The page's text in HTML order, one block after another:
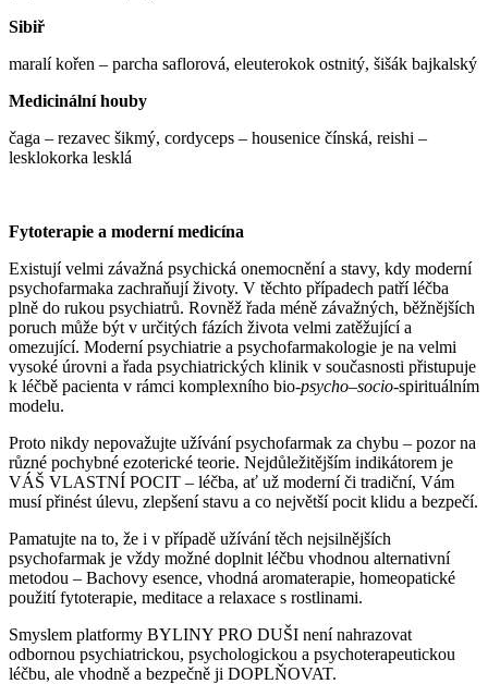
Sibiř
maralí kořen – parcha saflorová, eleuterokok ostnitý, šišák bajkalský
Medicinální houby
čaga – rezavec šikmý, cordyceps – housenice čínská, reishi –
lesklokorka lesklá
Fytoterapie a moderní medicína
Existují velmi závažná psychická onemocnění a stavy, kdy moderní
psychofarmaka zachraňují životy. V těchto případech patří léčba
plně do rukou psychiatrů. Rovněž řada méně závažných, běžnějších
poruch může být v určitých fázích života velmi zatěžující a
omezující. Moderní psychiatrie a psychofarmakologie je na velmi
vysoké úrovni a řada psychiatrických klinik v současnosti přistupuje
k léčbě pacienta v rámci komplexního bio-psycho–socio-spirituálním
modelu.
Proto nikdy nepovažujte užívání psychofarmak za chybu – pozor na
různé pochybné ezoterické teorie. Nejdůležitějším indikátorem je
VÁŠ VLASTNÍ POCIT – léčba, ať už moderní či tradiční, Vám
musí přinést úlevu, zlepšení stavu a co největší pocit klidu a bezpečí.
Pamatujte na to, že i v případě užívání těch nejsilnějších
psychofarmak je vždy možné doplnit léčbu vhodnou alternativní
metodou – Bachovy esence, vhodná aromaterapie, homeopatické
použití fytoterapie, meditace a relaxace s rostlinami.
Smyslem platformy BYLINY PRO DUŠI není nahrazovat
odbornou psychiatrickou, psychologickou a psychoterapeutickou
léčbu, ale vhodně a bezpečně ji DOPLŇOVAT.